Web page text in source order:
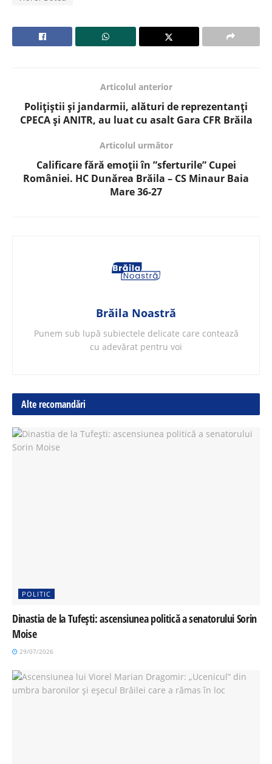
Articolul anterior
Polițiștii și jandarmii, alături de reprezentanți
CPECA și ANITR, au luat cu asalt Gara CFR Brăila
Articolul următor
Calificare fără emoții în ”sferturile” Cupei
României. HC Dunărea Brăila – CS Minaur Baia
Mare 36-27
Brăila Noastră
Punem sub lupă subiectele delicate care contează
cu adevărat pentru voi
Alte recomandări
POLITIC
Dinastia de la Tufești: ascensiunea politică a senatorului Sorin
Moise
29/07/2026